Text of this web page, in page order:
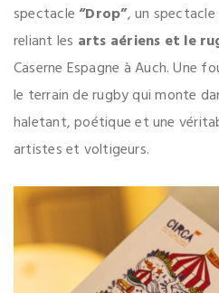
spectacle“Drop”, un
reliant les arts aériens et le
Caserne Espagne à Auch. Une
le terrain de rugby qui monte
haletant, poétique et une
artistes et voltigeurs.